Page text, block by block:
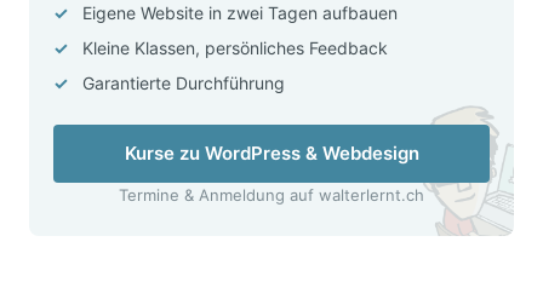
Eigene Website in zwei Tagen aufbauen
Kleine Klassen, persönliches Feedback
Garantierte Durchführung
Kurse zu WordPress & Webdesign
Termine & Anmeldung auf walterlernt.ch